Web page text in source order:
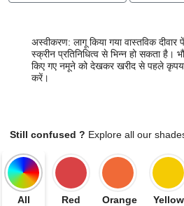
अस्वीकरण: लागू किया गया वास्तविक
स्क्रीन प्रतिनिधित्व से भिन्न हो सकता है।
किए गए नमूने को देखकर खरीद से पहले कृपया
करें।
Still confused ? Explore all our
All Red Orange Yellow